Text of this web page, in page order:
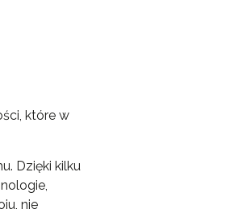
które w
Dzięki kilku
nie